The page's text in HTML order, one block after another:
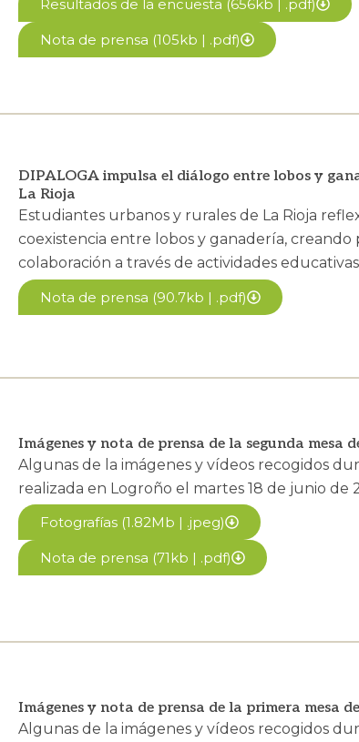
Resultados de la encuesta (656kb | .pdf)
Nota de prensa (105kb | .pdf)
DIPALOGA impulsa el diálogo entre lobos y
La Rioja
Estudiantes urbanos y rurales de La Rioja
coexistencia entre lobos y ganadería,
colaboración a través de actividades
Nota de prensa (90.7kb | .pdf)
Imágenes y nota de prensa de la segunda mesa
Algunas de la imágenes y vídeos recogidos
realizada en Logroño el martes 18 de junio de
Fotografías (1.82Mb | .jpeg)
Nota de prensa (71kb | .pdf)
Imágenes y nota de prensa de la primera mesa
Algunas de la imágenes y vídeos recogidos